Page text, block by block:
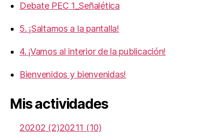
Debate PEC 1_Señalética
5. ¡Saltamos a la pantalla!
4. ¡Vamos al interior de la publicación!
Bienvenidos y bienvenidas!
Mis actividades
20202 (2)20211 (10)